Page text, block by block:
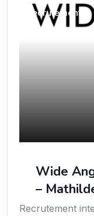
Recrutement
Wide
–
Recrutement